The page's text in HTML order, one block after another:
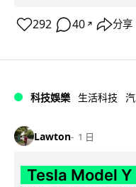
292 40 ↗ 分享
科技娛樂 生活科技
Lawton 1 日
Tesla Model Y